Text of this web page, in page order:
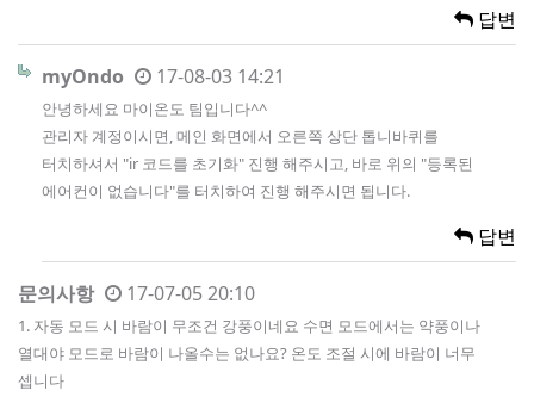
답변
myOndo 17-08-03 14:21
안녕하세요 마이온도 팀입니다^^
관리자 계정이시면, 메인 화면에서 오른쪽 상단 톱니바퀴를
터치하셔서 "ir 코드를 초기화" 진행 해주시고, 바로 위의 "등록된
에어컨이 없습니다"를 터치하여 진행 해주시면 됩니다.
답변
문의사항 17-07-05 20:10
1. 자동 모드 시 바람이 무조건 강풍이네요 수면 모드에서는 약풍이나
열대야 모드로 바람이 나올수는 없나요? 온도 조절 시에 바람이 너무
셉니다